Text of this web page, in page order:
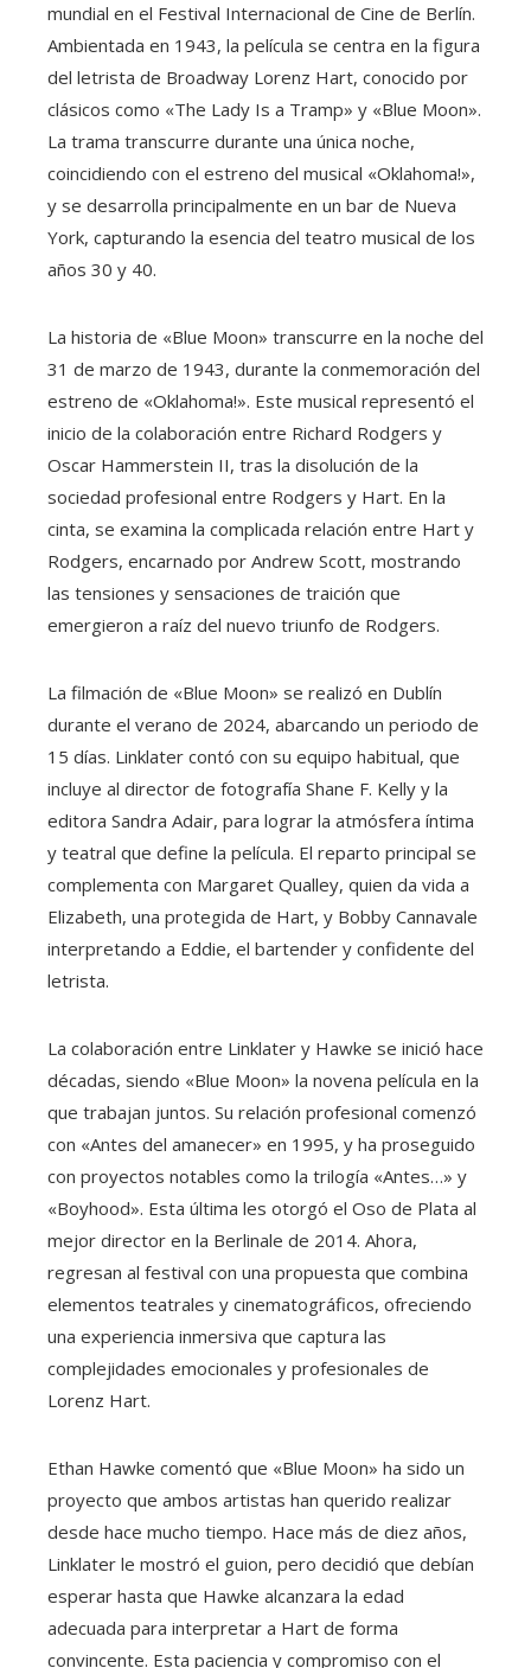
mundial en el Festival Internacional de Cine de Berlín.
Ambientada en 1943, la película se centra en la figura
del letrista de Broadway Lorenz Hart, conocido por
clásicos como «The Lady Is a Tramp» y «Blue Moon».
La trama transcurre durante una única noche,
coincidiendo con el estreno del musical «Oklahoma!»,
y se desarrolla principalmente en un bar de Nueva
York, capturando la esencia del teatro musical de los
años 30 y 40.
La historia de «Blue Moon» transcurre en la noche del
31 de marzo de 1943, durante la conmemoración del
estreno de «Oklahoma!». Este musical representó el
inicio de la colaboración entre Richard Rodgers y
Oscar Hammerstein II, tras la disolución de la
sociedad profesional entre Rodgers y Hart. En la
cinta, se examina la complicada relación entre Hart y
Rodgers, encarnado por Andrew Scott, mostrando
las tensiones y sensaciones de traición que
emergieron a raíz del nuevo triunfo de Rodgers.
La filmación de «Blue Moon» se realizó en Dublín
durante el verano de 2024, abarcando un periodo de
15 días. Linklater contó con su equipo habitual, que
incluye al director de fotografía Shane F. Kelly y la
editora Sandra Adair, para lograr la atmósfera íntima
y teatral que define la película. El reparto principal se
complementa con Margaret Qualley, quien da vida a
Elizabeth, una protegida de Hart, y Bobby Cannavale
interpretando a Eddie, el bartender y confidente del
letrista.
La colaboración entre Linklater y Hawke se inició hace
décadas, siendo «Blue Moon» la novena película en la
que trabajan juntos. Su relación profesional comenzó
con «Antes del amanecer» en 1995, y ha proseguido
con proyectos notables como la trilogía «Antes…» y
«Boyhood». Esta última les otorgó el Oso de Plata al
mejor director en la Berlinale de 2014. Ahora,
regresan al festival con una propuesta que combina
elementos teatrales y cinematográficos, ofreciendo
una experiencia inmersiva que captura las
complejidades emocionales y profesionales de
Lorenz Hart.
Ethan Hawke comentó que «Blue Moon» ha sido un
proyecto que ambos artistas han querido realizar
desde hace mucho tiempo. Hace más de diez años,
Linklater le mostró el guion, pero decidió que debían
esperar hasta que Hawke alcanzara la edad
adecuada para interpretar a Hart de forma
convincente. Esta paciencia y compromiso con el